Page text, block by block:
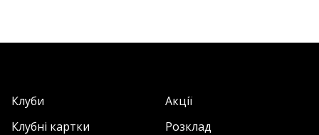
Клуби
Акції
Клубні картки
Розклад